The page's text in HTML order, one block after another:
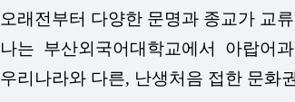
오래전부터 다양한 문명과 종교가 교
나는 부산외국어대학교에서 아랍어
우리나라와 다른, 난생처음 접한 문화